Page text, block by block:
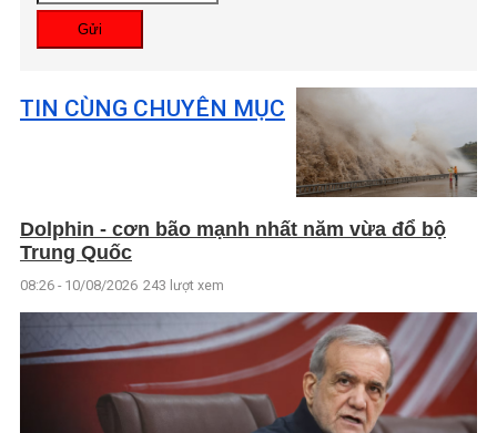
Gửi
TIN CÙNG CHUYÊN MỤC
Dolphin - cơn bão mạnh nhất năm vừa đổ bộ
Trung Quốc
08:26 - 10/08/2026 243 lượt xem